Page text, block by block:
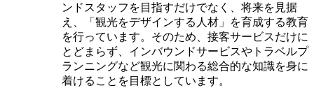
ンドスタッフを目指すだけでなく、将来を見据
え、「観光をデザインする人材」を育成する教育
を行っています。そのため、接客サービスだけに
とどまらず、インバウンドサービスやトラベルプ
ランニングなど観光に関わる総合的な知識を身に
着けることを目標としています。